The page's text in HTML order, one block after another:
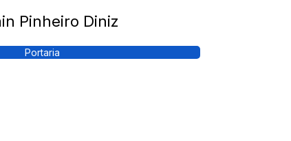
Pinheiro Diniz
Portaria